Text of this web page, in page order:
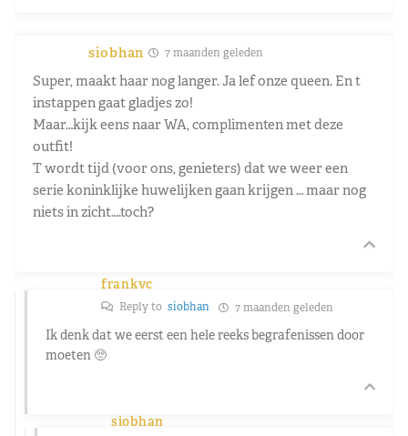
siobhan 7 maanden geleden
Super, maakt haar nog langer. Ja lef onze queen. En t
instappen gaat gladjes zo!
Maar…kijk eens naar WA, complimenten met deze
outfit!
T wordt tijd (voor ons, genieters) dat we weer een
serie koninklijke huwelijken gaan krijgen … maar nog
niets in zicht….toch?
frankvc
Reply to siobhan 7 maanden geleden
Ik denk dat we eerst een hele reeks begrafenissen door
moeten 🥺
siobhan